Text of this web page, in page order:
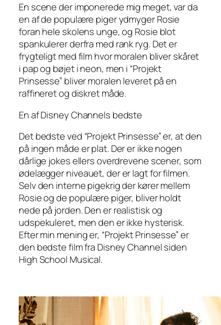
En scene der imponerede mig meget, var da
en af de populære piger ydmyger Rosie
foran hele skolens unge, og Rosie blot
spankulerer derfra med rank ryg. Det er
frygteligt med film hvor moralen bliver skåret
i pap og bøjet i neon, men i “Projekt
Prinsesse” bliver moralen leveret på en
raffineret og diskret måde.
En af Disney Channels bedste
Det bedste ved “Projekt Prinsesse” er, at den
på ingen måde er plat. Der er ikke nogen
dårlige jokes ellers overdrevene scener, som
ødelægger niveauet, der er lagt for filmen.
Selv den interne pigekrig der kører mellem
Rosie og de populære piger, bliver holdt
nede på jorden. Den er realistisk og
udspekuleret, men den er ikke hysterisk.
Efter min mening er, “Projekt Prinsesse” er
den bedste film fra Disney Channel siden
High School Musical.